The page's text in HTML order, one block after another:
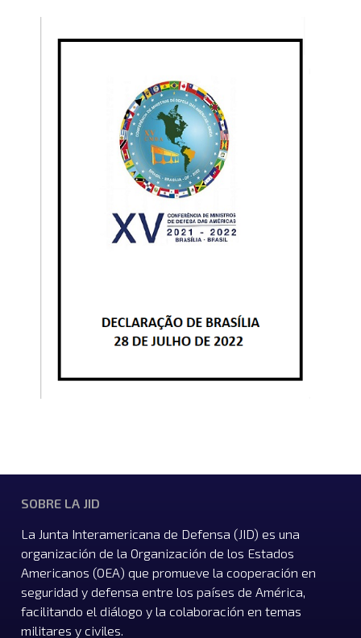
SOBRE LA JID
La Junta Interamericana de Defensa (JID) es una
organización de la Organización de los Estados
Americanos (OEA) que promueve la cooperación en
seguridad y defensa entre los países de América,
facilitando el diálogo y la colaboración en temas
militares y civiles.